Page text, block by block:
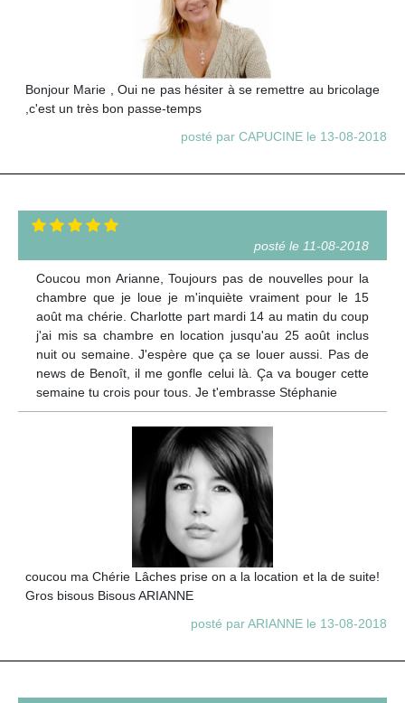
Bonjour Marie , Oui ne pas hésiter à se remettre au bricolage
,c'est un très bon passe-temps
posté par CAPUCINE le 13-08-2018
posté le 11-08-2018
Coucou mon Arianne, Toujours pas de nouvelles pour la
chambre que je loue je m'inquiète vraiment pour le 15
août ma chérie. Charlotte part mardi 14 au matin du coup
j'ai mis sa chambre en location jusqu'au 25 août inclus
nuit ou semaine. J'espère que ça se louer aussi. Pas de
news de Benoît, il me gonfle celui là. Ça va bouger cette
semaine tu crois pour tous. Je t'embrasse Stéphanie
coucou ma Chérie Lâches prise on a la location et la de suite!
Gros bisous Bisous ARIANNE
posté par ARIANNE le 13-08-2018